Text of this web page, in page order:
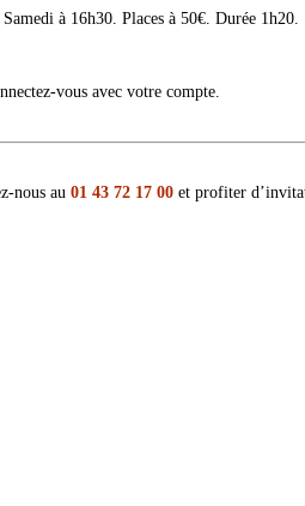
à 16h30. Places à 50€. Durée 1h20.
vous avec votre compte.
nous au 01 43 72 17 00 et profiter